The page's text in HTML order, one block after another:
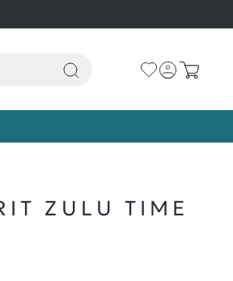
AGREGAR AL CARRO
ZULU TIME